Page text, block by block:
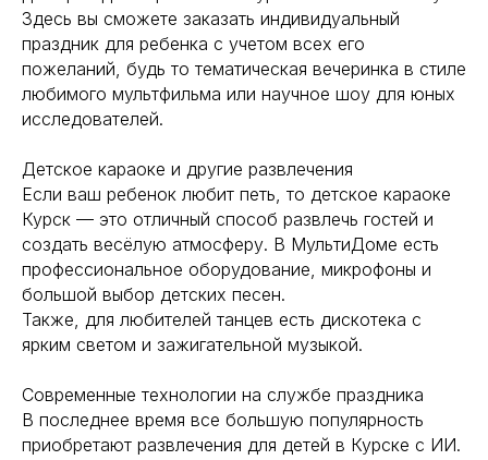
Здесь вы сможете заказать индивидуальный
праздник для ребенка с учетом всех его
пожеланий, будь то тематическая вечеринка в стиле
любимого мультфильма или научное шоу для юных
исследователей.
Детское караоке и другие развлечения
Если ваш ребенок любит петь, то детское караоке
Курск — это отличный способ развлечь гостей и
создать весёлую атмосферу. В МультиДоме есть
профессиональное оборудование, микрофоны и
большой выбор детских песен.
Также, для любителей танцев есть дискотека с
ярким светом и зажигательной музыкой.
Современные технологии на службе праздника
В последнее время все большую популярность
приобретают развлечения для детей в Курске с ИИ.